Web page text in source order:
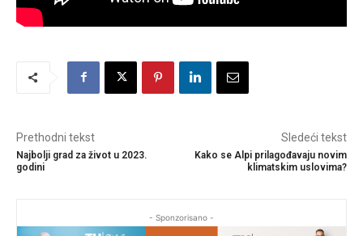
Prethodni tekst
Najbolji grad za život u 2023.
godini
Sledeći tekst
Kako se Alpi prilagođavaju novim
klimatskim uslovima?
- Sponzorisano -